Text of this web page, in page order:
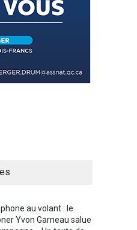
au volant : le
Yvon Garneau salue